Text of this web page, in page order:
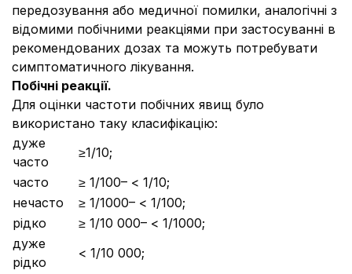
передозування або медичної помилки, аналогічні з
відомими побічними реакціями при застосуванні в
рекомендованих дозах та можуть потребувати
симптоматичного лікування.
Побічні реакції.
Для оцінки частоти побічних явищ було
використано таку класифікацію:
дуже
часто
≥1/10;
часто
≥ 1/100– < 1/10;
нечасто
≥ 1/1000– < 1/100;
рідко
≥ 1/10 000– < 1/1000;
дуже
рідко
< 1/10 000;